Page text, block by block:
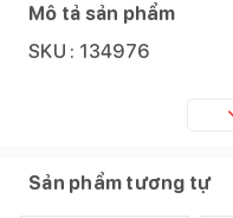
Mô tả sản phẩm
SKU : 134976
Sản phẩm tương tự